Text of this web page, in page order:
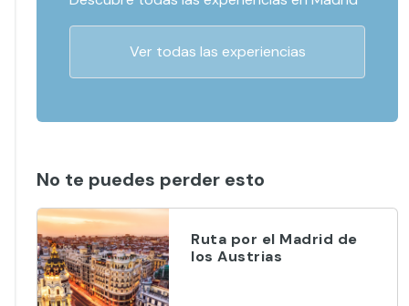
Ver todas las experiencias
No te puedes perder esto
Ruta por el Madrid de
los Austrias